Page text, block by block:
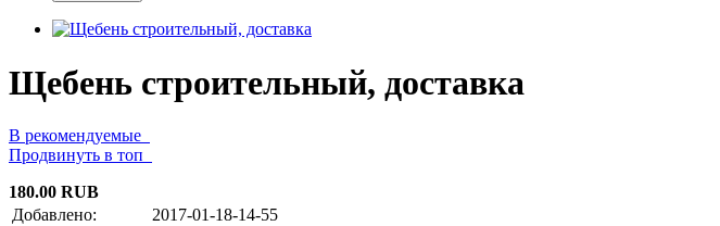
Щебень строительный, доставка
В рекомендуемые
Продвинуть в топ
180.00 RUB
Добавлено:
2017-01-18-14-55